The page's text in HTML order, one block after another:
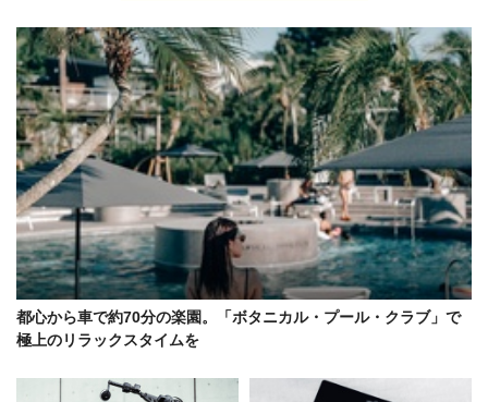
都心から車で約70分の楽園。「ボタニカル・プール・クラブ」で
極上のリラックスタイムを